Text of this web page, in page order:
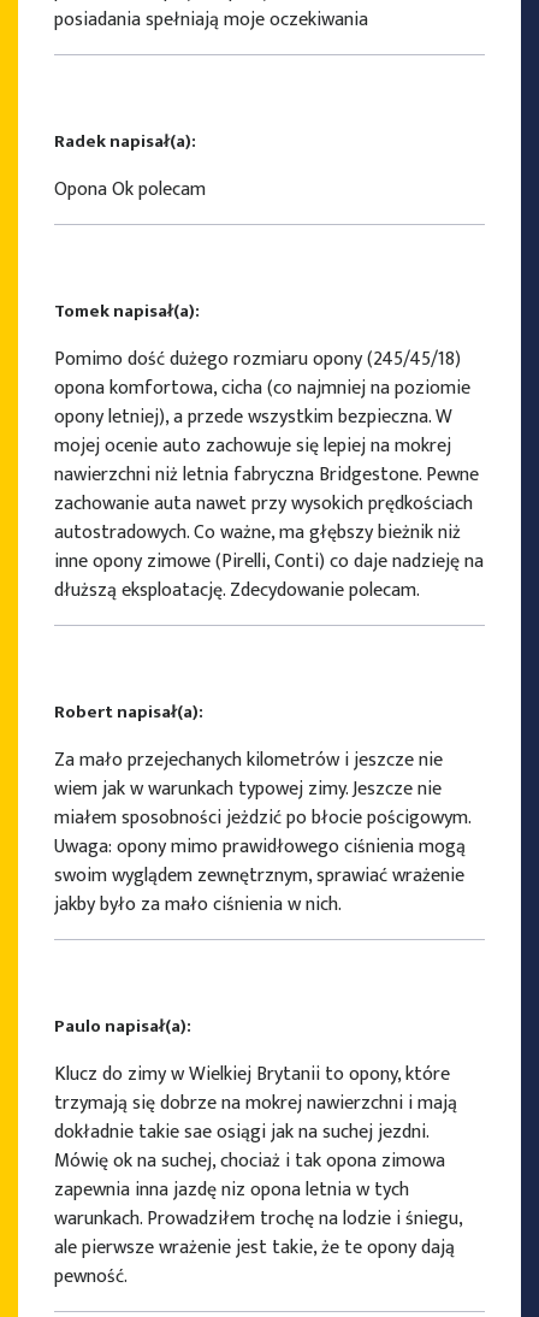
posiadania spełniają moje oczekiwania
Radek napisał(a):
Opona Ok polecam
Tomek napisał(a):
Pomimo dość dużego rozmiaru opony (245/45/18)
opona komfortowa, cicha (co najmniej na poziomie
opony letniej), a przede wszystkim bezpieczna. W
mojej ocenie auto zachowuje się lepiej na mokrej
nawierzchni niż letnia fabryczna Bridgestone. Pewne
zachowanie auta nawet przy wysokich prędkościach
autostradowych. Co ważne, ma głębszy bieżnik niż
inne opony zimowe (Pirelli, Conti) co daje nadzieję na
dłuższą eksploatację. Zdecydowanie polecam.
Robert napisał(a):
Za mało przejechanych kilometrów i jeszcze nie
wiem jak w warunkach typowej zimy. Jeszcze nie
miałem sposobności jeżdzić po błocie pościgowym.
Uwaga: opony mimo prawidłowego ciśnienia mogą
swoim wyglądem zewnętrznym, sprawiać wrażenie
jakby było za mało ciśnienia w nich.
Paulo napisał(a):
Klucz do zimy w Wielkiej Brytanii to opony, które
trzymają się dobrze na mokrej nawierzchni i mają
dokładnie takie sae osiągi jak na suchej jezdni.
Mówię ok na suchej, chociaż i tak opona zimowa
zapewnia inna jazdę niz opona letnia w tych
warunkach. Prowadziłem trochę na lodzie i śniegu,
ale pierwsze wrażenie jest takie, że te opony dają
pewność.